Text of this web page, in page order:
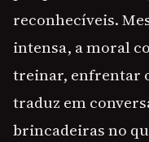
reconhecíveis.
intensa, a moral
treinar, enfrentar
traduz em
brincadeiras no